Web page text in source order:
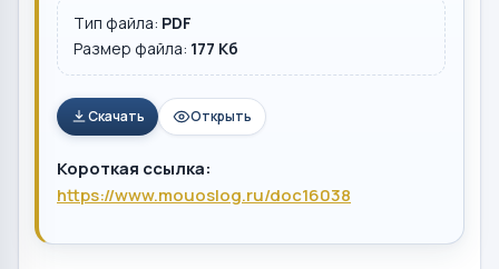
Тип файла: PDF
Размер файла: 177 Кб
Скачать Открыть
Короткая ссылка:
https://www.mouoslog.ru/doc16038